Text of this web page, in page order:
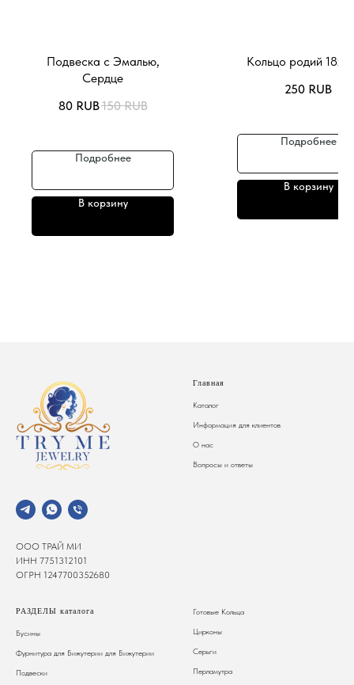
Подвеска с Эмалью,
Сердце
80 RUB150 RUB
Подробнее
В корзину
Кольцо родий
250 RUB
Подробнее
В корзину
ООО ТРАЙ МИ
ИНН 7751312101
ОГРН 1247700352680
Главная
Каталог
Информация для клиентов
О нас
Вопросы и ответы
РАЗДЕЛЫ каталога
Бусины
Фурнитура для Бижутерии для Бижутерии
Подвески
Готовые Кольца
Цирконы
Серьги
Перламутра